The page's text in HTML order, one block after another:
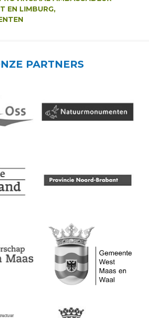
EN LIMBURG,
PARTNERS